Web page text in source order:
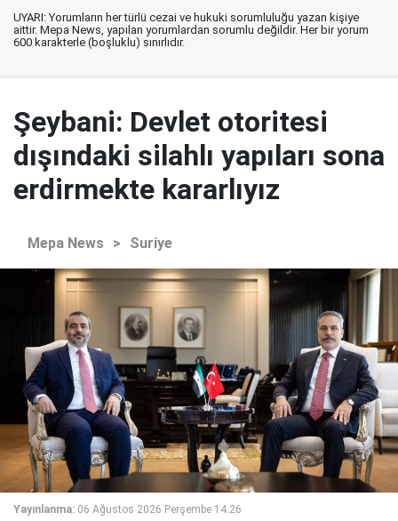
UYARI: Yorumların her türlü cezai ve hukuki sorumluluğu yazan kişiye
aittir. Mepa News, yapılan yorumlardan sorumlu değildir. Her bir yorum
600 karakterle (boşluklu) sınırlıdır.
Şeybani: Devlet otoritesi
dışındaki silahlı yapıları sona
erdirmekte kararlıyız
Mepa News > Suriye
Yayınlanma: 06 Ağustos 2026 Perşembe 14:26